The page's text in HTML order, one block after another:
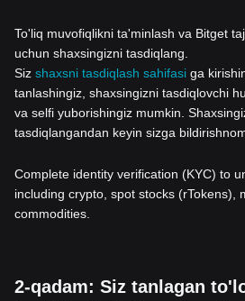
To'liq muvofiqlikni ta'minlash va Bitget
uchun shaxsingizni tasdiqlang.
Siz shaxsni tasdiqlash sahifasi ga
tanlashingiz, shaxsingizni tasdiqlovchi
va selfi yuborishingiz mumkin.
tasdiqlangandan keyin sizga
Complete identity verification (KYC) to
including crypto, spot stocks (rTokens),
commodities.
2-qadam: Siz tanlagan